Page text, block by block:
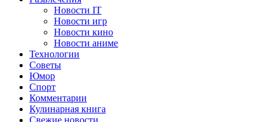
Новости IT
Новости игр
Новости кино
Новости аниме
Технологии
Советы
Юмор
Спорт
Комментарии
Кулинарная книга
Свежие новости